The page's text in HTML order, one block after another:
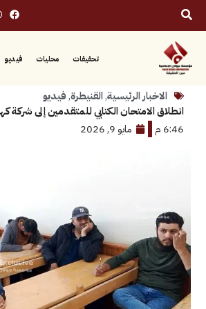
محليات فيديو
الرئيسية,القنيطرة,فيديو
الكتابي للمتقدمين إلى شركة كهرباء القنيطرة
مايو 9, 2026